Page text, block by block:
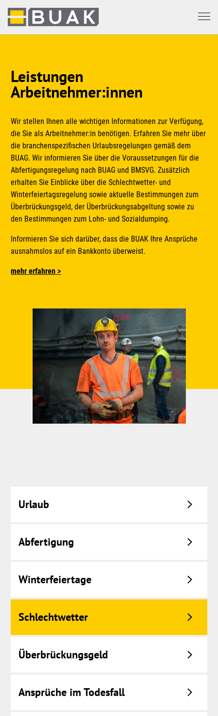
Springe
zum
Leistungen
Arbeitnehmer:innen
Wir stellen Ihnen alle wichtigen Informationen zur Verfügung,
die Sie als Arbeitnehmer:in benötigen. Erfahren Sie mehr über
die branchenspezifischen Urlaubsregelungen gemäß dem
BUAG. Wir informieren Sie über die Voraussetzungen für die
Abfertigungsregelung nach BUAG und BMSVG. Zusätzlich
erhalten Sie Einblicke über die Schlechtwetter- und
Winterfeiertagsregelung sowie aktuelle Bestimmungen zum
Überbrückungsgeld, der Überbrückungsabgeltung sowie zu
den Bestimmungen zum Lohn- und Sozialdumping.
Informieren Sie sich darüber, dass die BUAK Ihre Ansprüche
ausnahmslos auf ein Bankkonto überweist.
mehr erfahren >
Urlaub
Abfertigung
Winterfeiertage
Schlechtwetter
Überbrückungsgeld
Ansprüche im Todesfall